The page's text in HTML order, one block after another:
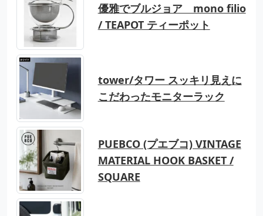
優雅でブルジョア mono filio
/ TEAPOT ティーポット
tower/タワー スッキリ見えに
こだわったモニターラック
PUEBCO (プエブコ) VINTAGE
MATERIAL HOOK BASKET /
SQUARE